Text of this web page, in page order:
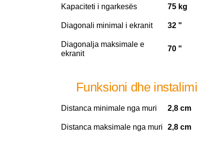
Kapaciteti i ngarkesës 75 kg
Diagonali minimal i ekranit 32 "
Diagonalja maksimale e
ekranit
70 "
Funksioni dhe instalimi
Distanca minimale nga muri 2,8 cm
Distanca maksimale nga muri 2,8 cm